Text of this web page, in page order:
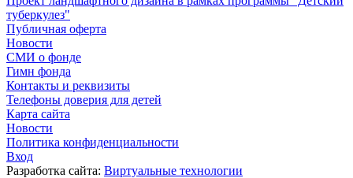
туберкулез"
Публичная оферта
Новости
СМИ о фонде
Гимн фонда
Контакты и реквизиты
Телефоны доверия для детей
Карта сайта
Новости
Политика конфиденциальности
Вход
Разработка сайта: Виртуальные технологии